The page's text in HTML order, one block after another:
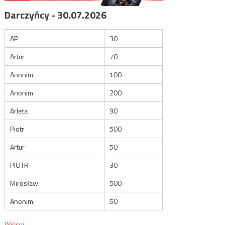
Darczyńcy - 30.07.2026
AP
30
Artur
70
Anonim
100
Anonim
200
Arleta
90
Piotr
500
Artur
50
PIOTR
30
Mirosław
500
Anonim
50